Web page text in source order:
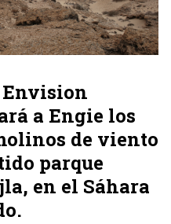
Envision
a Engie los
de viento
parque
en el Sáhara